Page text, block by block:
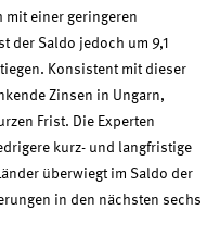
mit einer geringeren
der Saldo jedoch um 9,1
Konsistent mit dieser
Zinsen in Ungarn,
Frist. Die Experten
kurz- und langfristige
überwiegt im Saldo der
in den nächsten sechs